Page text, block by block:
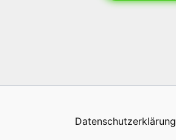
Datenschutzerklärung